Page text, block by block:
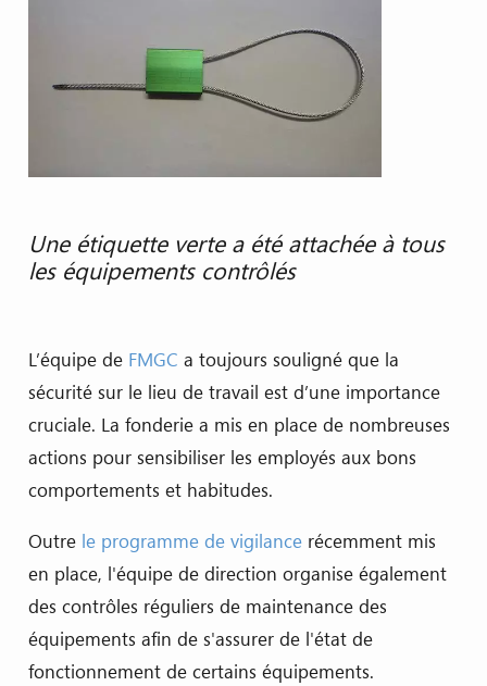
Une étiquette verte a été attachée à tous
les équipements contrôlés
L’équipe de FMGC a toujours souligné que la
sécurité sur le lieu de travail est d’une importance
cruciale. La fonderie a mis en place de nombreuses
actions pour sensibiliser les employés aux bons
comportements et habitudes.
Outre le programme de vigilancerécemment mis
en place, l'équipe de direction organise également
des contrôles réguliers de maintenance des
équipements afin de s'assurer de l'état de
fonctionnement de certains équipements.